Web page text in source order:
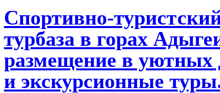
Спортивно-
турбаза в горах
размещение в уютных
и экскурсионные